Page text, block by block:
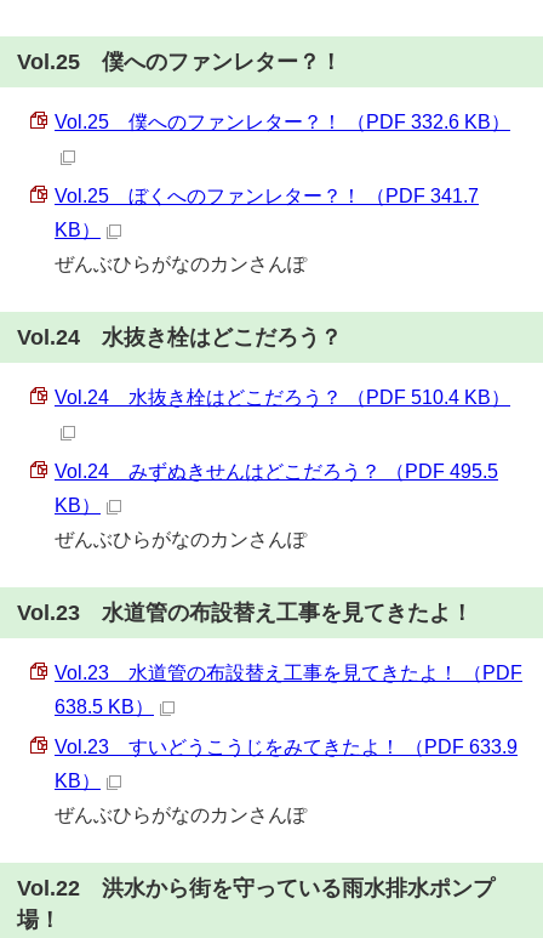
Vol.25 僕へのファンレター？！
Vol.25 僕へのファンレター？！ （PDF 332.6 KB）
Vol.25 ぼくへのファンレター？！ （PDF 341.7
KB）
ぜんぶひらがなのカンさんぽ
Vol.24 水抜き栓はどこだろう？
Vol.24 水抜き栓はどこだろう？ （PDF 510.4 KB）
Vol.24 みずぬきせんはどこだろう？ （PDF 495.5
KB）
ぜんぶひらがなのカンさんぽ
Vol.23 水道管の布設替え工事を見てきたよ！
Vol.23 水道管の布設替え工事を見てきたよ！ （PDF
638.5 KB）
Vol.23 すいどうこうじをみてきたよ！ （PDF 633.9
KB）
ぜんぶひらがなのカンさんぽ
Vol.22 洪水から街を守っている雨水排水ポンプ
場！